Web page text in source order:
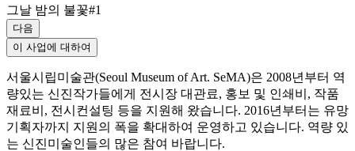
그날 밤의 불꽃#1
다음
이 사업에 대하여
서울시립미술관(Seoul Museum of Art. SeMA)은 2008년부터 역
량있는 신진작가들에게 전시장 대관료, 홍보 및 인쇄비, 작품
재료비, 전시컨설팅 등을 지원해 왔습니다. 2016년부터는 유망
기획자까지 지원의 폭을 확대하여 운영하고 있습니다. 역량 있
는 신진미술인들의 많은 참여 바랍니다.